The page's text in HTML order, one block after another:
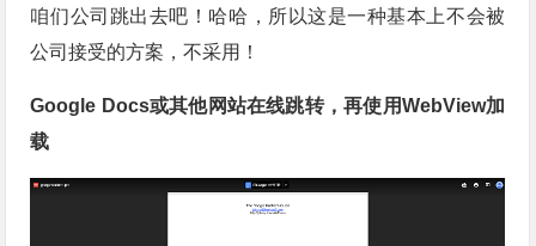
咱们公司跳出去吧！哈哈，所以这是一种基本上不会被
公司接受的方案，不采用！
Google Docs或其他网站在线跳转，再使用WebView加
载